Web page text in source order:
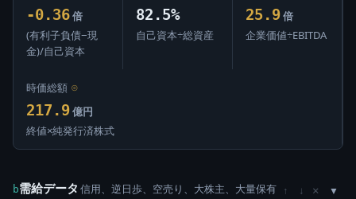
-0.36 倍
(有利子負債−現
金)/自己資本
82.5%
自己資本÷総資産
25.9 倍
企業価値÷EBITDA
時価総額 ⊙
217.9 億円
終値×純発行済株式
b需給データ 信用、逆日歩、空売り、大株主、大量保有 ↑ ↓ ×